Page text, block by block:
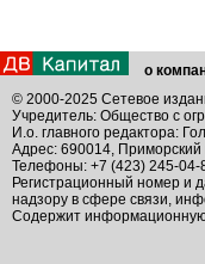
о
© 2000-2025 Сетевое
Учредитель: Общество с
И.о. главного редактора:
Адрес: 690014, Приморский
Телефоны: +7 (423) 245-04-
Регистрационный номер и
надзору в сфере связи,
Содержит информационную